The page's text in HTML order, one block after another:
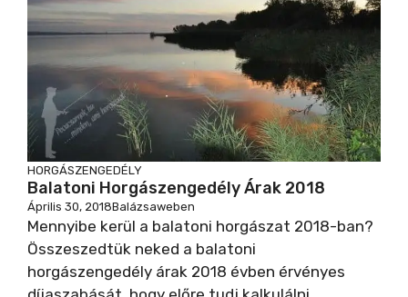
HORGÁSZENGEDÉLY
Balatoni Horgászengedély Árak 2018
Április 30, 2018Balázsaweben
Mennyibe kerül a balatoni horgászat 2018-ban?
Összeszedtük neked a balatoni
horgászengedély árak 2018 évben érvényes